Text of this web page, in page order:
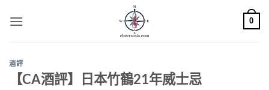
0
酒評
【CA酒評】日本竹鶴21年威士忌